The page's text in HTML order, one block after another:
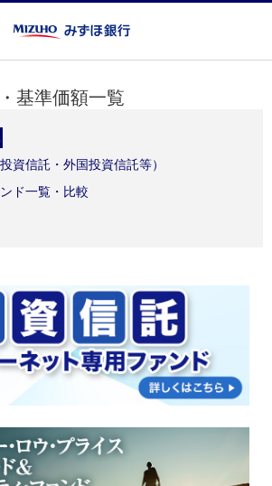
基準価額一覧
資信託・外国投資信託等）
ド一覧・比較